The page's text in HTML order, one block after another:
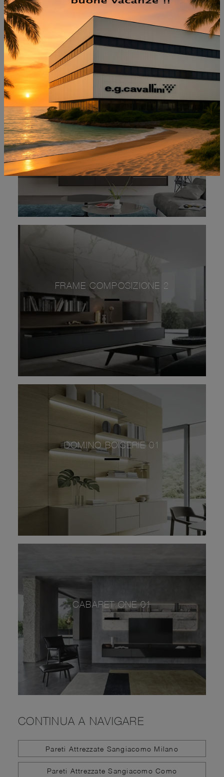
NON PERDERTI ANCHE:
CABARET ONE 02
FRAME COMPOSIZIONE 2
DOMINO BOISERIE 01
CABARET ONE 01
CONTINUA A NAVIGARE
Pareti Attrezzate Sangiacomo Milano
Pareti Attrezzate Sangiacomo Como